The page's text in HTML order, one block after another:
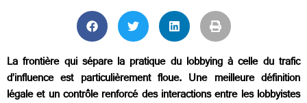
La frontière qui sépare la pratique du lobbying à celle du trafic
d’influence est particulièrement floue. Une meilleure définition
légale et un contrôle renforcé des interactions entre les lobbyistes